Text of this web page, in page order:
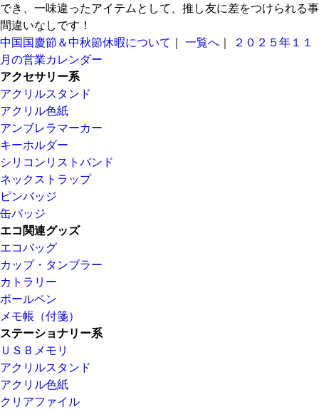
でき、一味違ったアイテムとして、推し友に差をつけられる事
間違いなしです！
中国国慶節＆中秋節休暇について
一覧へ
２０２５年１１
月の営業カレンダー
アクセサリー系
アクリルスタンド
アクリル色紙
アンブレラマーカー
キーホルダー
シリコンリストバンド
ネックストラップ
ピンバッジ
缶バッジ
エコ関連グッズ
エコバッグ
カップ・タンブラー
カトラリー
ボールペン
メモ帳（付箋）
ステーショナリー系
ＵＳＢメモリ
アクリルスタンド
アクリル色紙
クリアファイル